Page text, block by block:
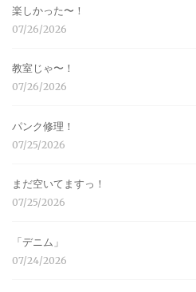
楽しかった〜！
07/26/2026
教室じゃ〜！
07/26/2026
パンク修理！
07/25/2026
まだ空いてますっ！
07/25/2026
「デニム」
07/24/2026